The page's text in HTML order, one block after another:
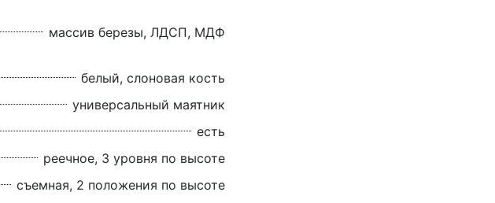
массив березы, ЛДСП, МДФ
белый, слоновая кость
универсальный маятник
есть
реечное, 3 уровня по высоте
съемная, 2 положения по высоте